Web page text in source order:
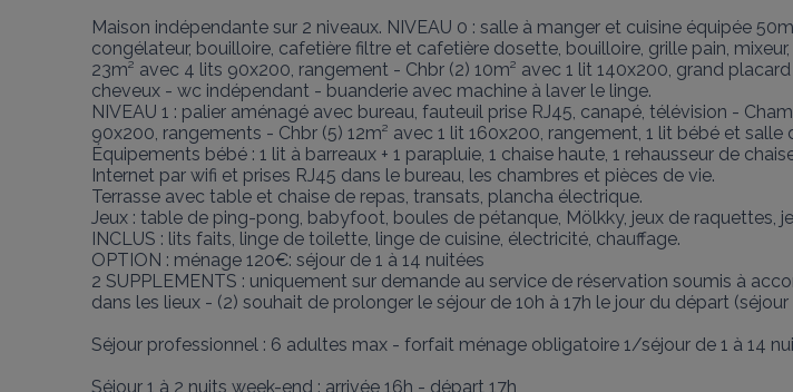
Maison indépendante sur 2 niveaux. NIVEAU 0 : salle à manger et cuisine équipée
congélateur, bouilloire, cafetière filtre et cafetière dosette, bouilloire, grille pain,
23m² avec 4 lits 90x200, rangement - Chbr (2) 10m² avec 1 lit 140x200, grand
cheveux - wc indépendant - buanderie avec machine à laver le linge.
NIVEAU 1 : palier aménagé avec bureau, fauteuil prise RJ45, canapé, télévision -
90x200, rangements - Chbr (5) 12m² avec 1 lit 160x200, rangement, 1 lit bébé et
Équipements bébé : 1 lit à barreaux + 1 parapluie, 1 chaise haute, 1 rehausseur de
Internet par wifi et prises RJ45 dans le bureau, les chambres et pièces de vie.
Terrasse avec table et chaise de repas, transats, plancha électrique.
Jeux : table de ping-pong, babyfoot, boules de pétanque, Mölkky, jeux de raquettes,
INCLUS : lits faits, linge de toilette, linge de cuisine, électricité, chauffage.
OPTION : ménage 120€: séjour de 1 à 14 nuitées
2 SUPPLEMENTS : uniquement sur demande au service de réservation soumis à
dans les lieux - (2) souhait de prolonger le séjour de 10h à 17h le jour du départ
Séjour professionnel : 6 adultes max - forfait ménage obligatoire 1/séjour de 1 à 14
Séjour 1 à 2 nuits week-end : arrivée 16h - départ 17h